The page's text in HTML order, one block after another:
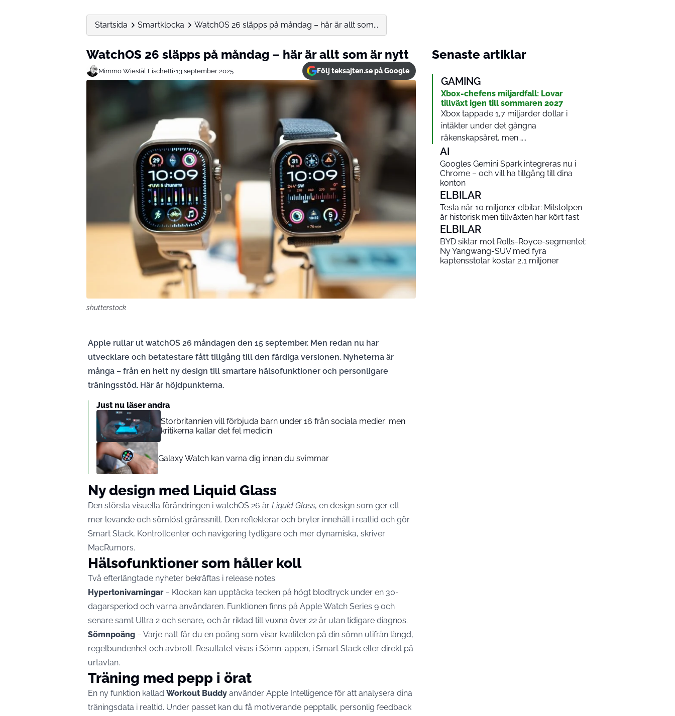
Startsida Smartklocka WatchOS 26 släpps på måndag – här är allt som...
WatchOS 26 släpps på måndag – här är allt som är nytt
Mimmo Wiestål Fischetti•13 september 2025 Följ teksajten.se på Google
shutterstock
Apple rullar ut watchOS 26 måndagen den 15 september. Men redan nu har
utvecklare och betatestare fått tillgång till den färdiga versionen. Nyheterna är
många – från en helt ny design till smartare hälsofunktioner och personligare
träningsstöd. Här är höjdpunkterna.
Just nu läser andra
Storbritannien vill förbjuda barn under 16 från sociala medier: men
kritikerna kallar det fel medicin
Galaxy Watch kan varna dig innan du svimmar
Ny design med Liquid Glass
Den största visuella förändringen i watchOS 26 är Liquid Glass, en design som ger ett
mer levande och sömlöst gränssnitt. Den reflekterar och bryter innehåll i realtid och gör
Smart Stack, Kontrollcenter och navigering tydligare och mer dynamiska, skriver
MacRumors.
Hälsofunktioner som håller koll
Två efterlängtade nyheter bekräftas i release notes:
Hypertonivarningar– Klockan kan upptäcka tecken på högt blodtryck under en 30-
dagarsperiod och varna användaren. Funktionen finns på Apple Watch Series 9 och
senare samt Ultra 2 och senare, och är riktad till vuxna över 22 år utan tidigare diagnos.
Sömnpoäng – Varje natt får du en poäng som visar kvaliteten på din sömn utifrån längd,
regelbundenhet och avbrott. Resultatet visas i Sömn-appen, i Smart Stack eller direkt på
urtavlan.
Träning med pepp i örat
En ny funktion kallad Workout Buddy använder Apple Intelligence för att analysera dina
träningsdata i realtid. Under passet kan du få motiverande pepptalk, personlig feedback
Senaste artiklar
GAMING
Xbox-chefens miljardfall: Lovar
tillväxt igen till sommaren 2027
Xbox tappade 1,7 miljarder dollar i
intäkter under det gångna
räkenskapsåret, men…...
AI
Googles Gemini Spark integreras nu i
Chrome – och vill ha tillgång till dina
konton
ELBILAR
Tesla når 10 miljoner elbilar: Milstolpen
är historisk men tillväxten har kört fast
ELBILAR
BYD siktar mot Rolls-Royce-segmentet:
Ny Yangwang-SUV med fyra
kaptensstolar kostar 2,1 miljoner